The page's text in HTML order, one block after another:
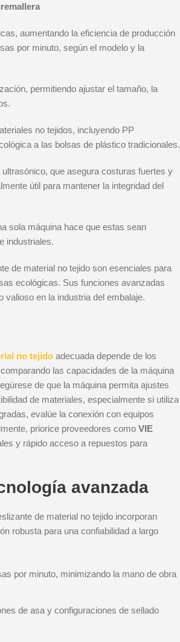
aumentando la eficiencia de producción
por minuto, según el modelo y la
permitiendo ajustar el tamaño, la
no tejidos, incluyendo PP
a las bolsas de plástico tradicionales.
que asegura costuras fuertes y
útil para mantener la integridad del
sola máquina hace que estas sean
industriales.
de material no tejido son esenciales para
ecológicas. Sus funciones avanzadas
valioso en la industria del embalaje.
no tejido adecuada depende de los
las capacidades de la máquina
de que la máquina permita ajustes
de materiales, especialmente si utiliza
evalúe la conexión con equipos
priorice proveedores como VIE
y rápido acceso a repuestos para
avanzada
de material no tejido incorporan
robusta para una confiabilidad a largo
por minuto, minimizando la mano de obra
de asa y configuraciones de sellado